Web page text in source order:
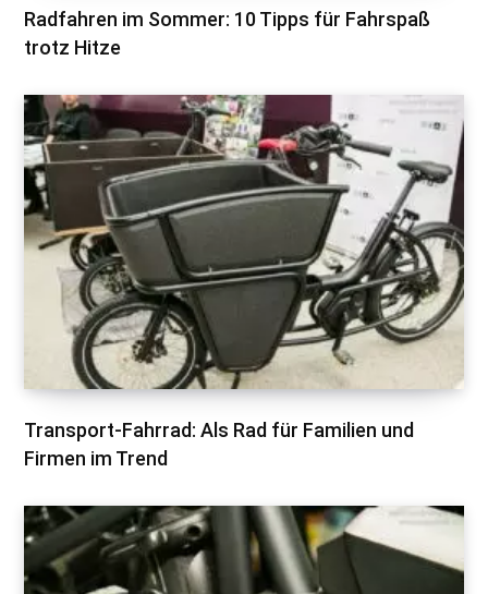
Radfahren im Sommer: 10 Tipps für Fahrspaß
trotz Hitze
Transport-Fahrrad: Als Rad für Familien und
Firmen im Trend